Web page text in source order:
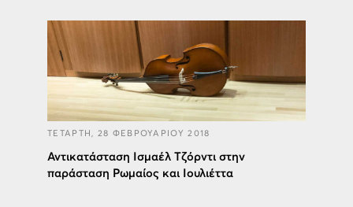
ΤΕΤΑΡΤΗ, 28 ΦΕΒΡΟΥΑΡΙΟΥ 2018
Αντικατάσταση Ισμαέλ Τζόρντι στην
παράσταση Ρωμαίος και Ιουλιέττα